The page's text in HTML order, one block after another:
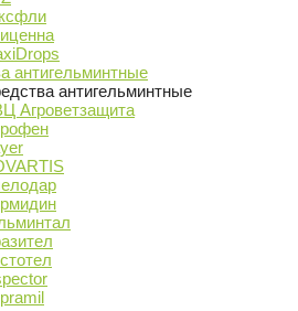
антигельминтные
антигельминтные
Агроветзащита